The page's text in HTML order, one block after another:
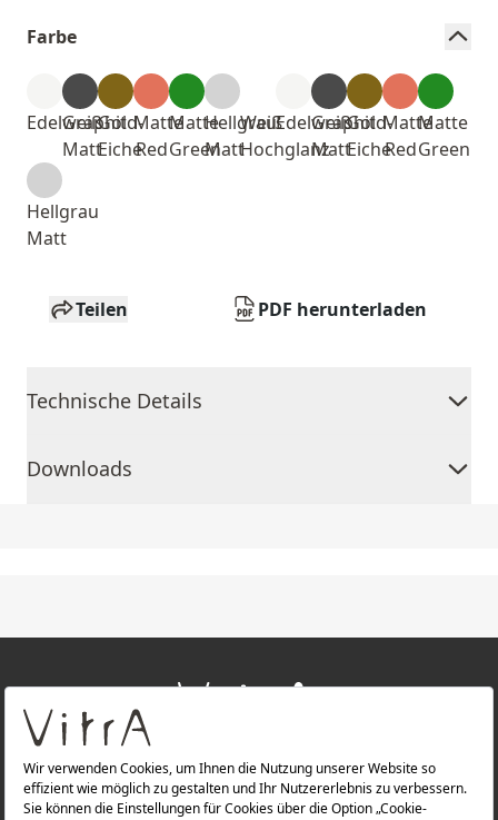
Farbe
Edelweiß
Graphit
Matt
Gold-
Eiche
Matte
Red
Matte
Green
Hellgrau
Matt
Weiß
Hochglanz
Edelweiß
Graphit
Matt
Gold-
Eiche
Matte
Red
Matte
Green
Hellgrau
Matt
Teilen PDF herunterladen
Technische Details
Downloads